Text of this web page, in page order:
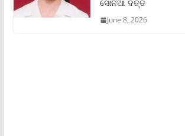
ସୋନିଆ ଦତ୍ତ
June 8, 2026